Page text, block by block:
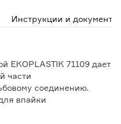
Инструкции и документы
EKOPLASTIK 71109 дает
части
соединению.
впайки